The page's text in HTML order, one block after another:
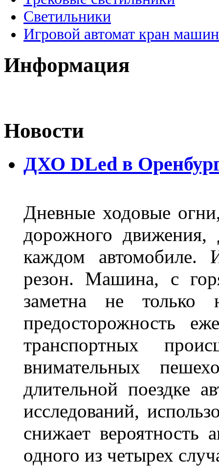
Светильники
Игровой автомат кран
Информация
Новости
ДХО DLed в
Дневные ходовые
дорожного
каждом автомобиле.
резон. Машина, с
заметна не
предосторожность
транспортных
внимательных
длительной поездке
исследований,
снижает вероятность
одного из четырех